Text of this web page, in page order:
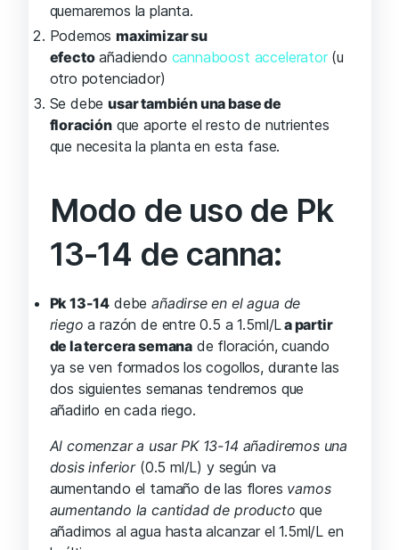
quemaremos la planta.
Podemosmaximizar su
efectoañadiendo cannaboost accelerator(u
otro potenciador)
Se debeusar también una base de
floraciónque aporte el resto de nutrientes
que necesita la planta en esta fase.
Modo de uso de Pk
13-14 de canna:
Pk 13-14 debe añadirse en el agua de
riego a razón de entre 0.5 a 1.5ml/La partir
de la tercera semanade floración, cuando
ya se ven formados los cogollos, durante las
dos siguientes semanas tendremos que
añadirlo en cada riego.
Al comenzar a usar PK 13-14 añadiremos una
dosis inferior (0.5 ml/L) y según va
aumentando el tamaño de las flores vamos
aumentando la cantidad de producto que
añadimos al agua hasta alcanzar el 1.5ml/L en